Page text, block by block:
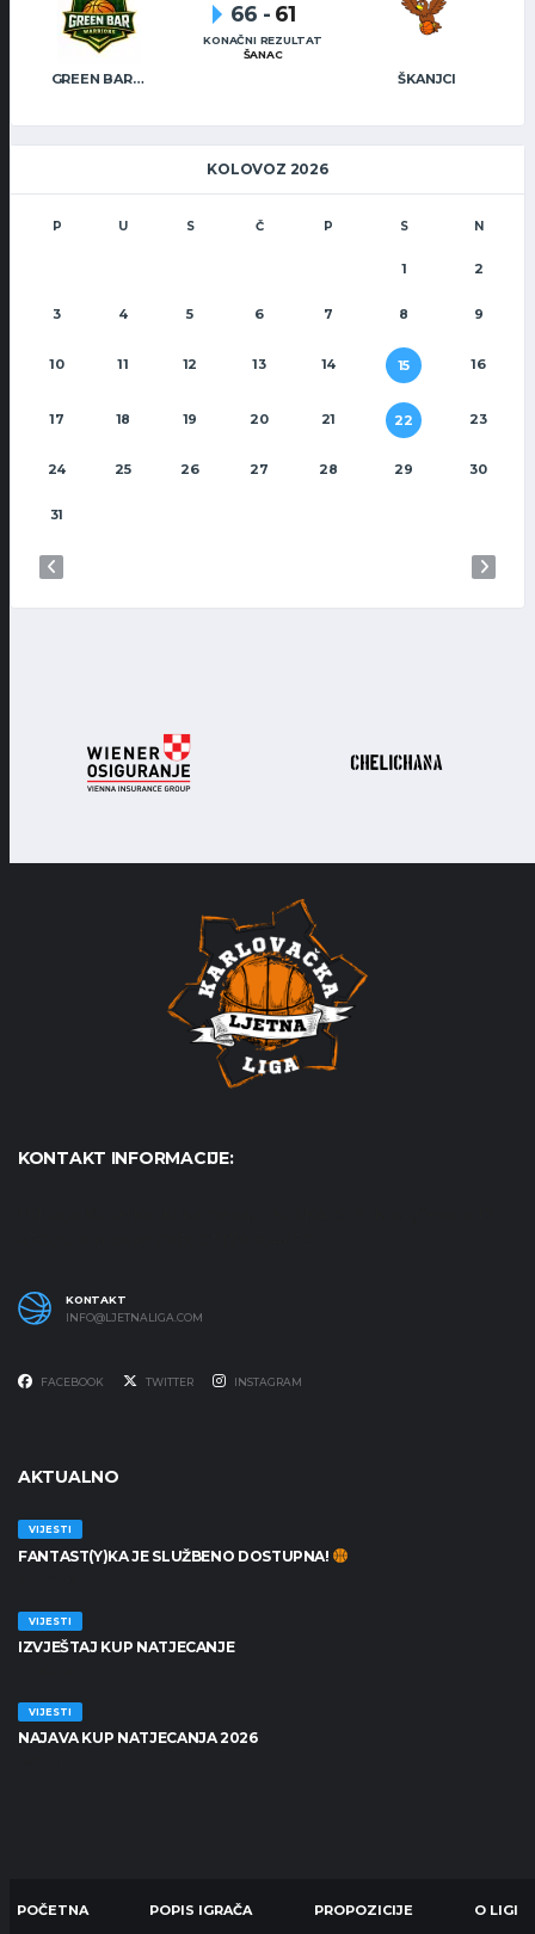
GREEN BAR WARRIORS ŠKANJCI
66 - 61
KONAČNI REZULTAT
ŠANAC
KOLOVOZ 2026
P U S Č P S N
1 2
3 4 5 6 7 8 9
10 11 12 13 14 15 16
17 18 19 20 21 22 23
24 25 26 27 28 29 30
31
KONTAKT INFORMACIJE:
KONTAKT
INFO@LJETNALIGA.COM
FACEBOOK TWITTER INSTAGRAM
AKTUALNO
VIJESTI
FANTAST(Y)KA JE SLUŽBENO DOSTUPNA!
VIJESTI
IZVJEŠTAJ KUP NATJECANJE
VIJESTI
NAJAVA KUP NATJECANJA 2026
POČETNA POPIS IGRAČA PROPOZICIJE O LIGI